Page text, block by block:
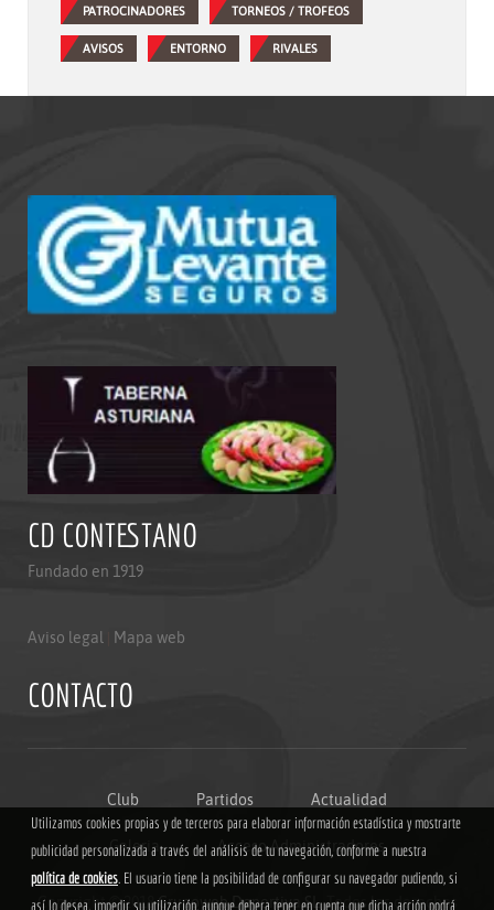
PATROCINADORES TORNEOS / TROFEOS
AVISOS ENTORNO RIVALES
CD CONTESTANO
Fundado en 1919
Aviso legal Mapa web
CONTACTO
Club Partidos Actualidad
Galeria Acceso Administradores
Copyright © 2018Grupoweb Deportiva SL. Todos los derechos
Utilizamos cookies propias y de terceros para elaborar información estadística y mostrarte
publicidad personalizada a través del análisis de tu navegación, conforme a nuestra
política de cookies. El usuario tiene la posibilidad de configurar su navegador pudiendo, si
así lo desea, impedir su utilización, aunque debera tener en cuenta que dicha acción podrá